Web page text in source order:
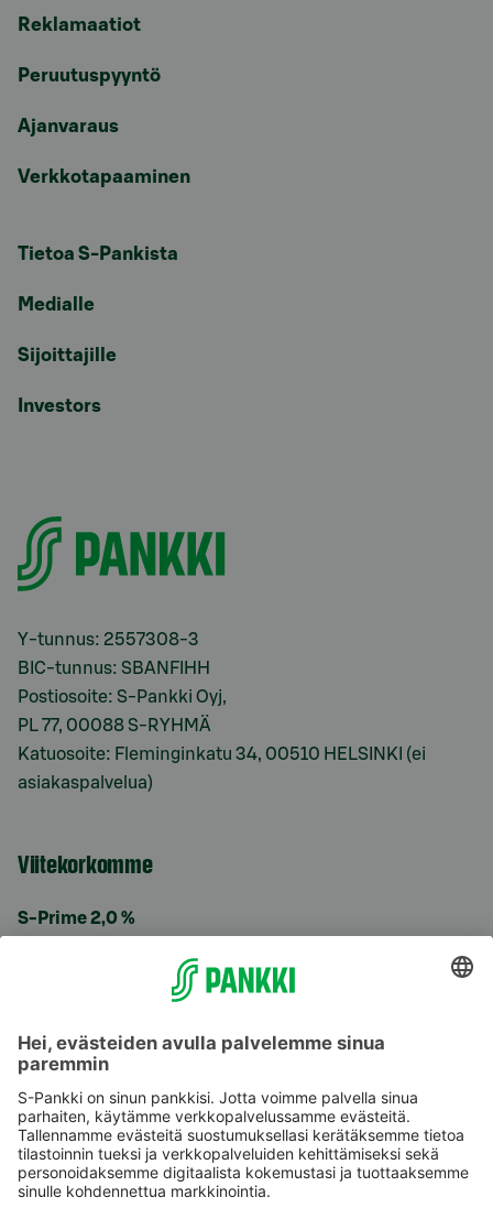
Reklamaatiot
Peruutuspyyntö
Ajanvaraus
Verkkotapaaminen
Tietoa S-Pankista
Medialle
Sijoittajille
Investors
Y-tunnus: 2557308-3
BIC-tunnus: SBANFIHH
Postiosoite: S-Pankki Oyj,
PL 77, 00088 S-RYHMÄ
Katuosoite: Fleminginkatu 34, 00510 HELSINKI (ei
asiakaspalvelua)
Viitekorkomme
S-Prime 2,0 %
Käyttöehdot